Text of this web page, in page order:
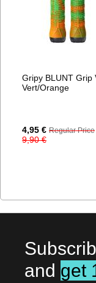
Gripy BLUNT Grip
Vert/Orange
Special
Price
4,95 € Regular Price
9,90 €
and get